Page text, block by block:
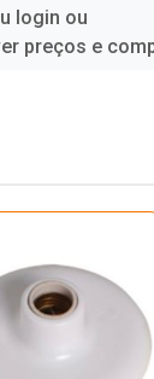
login ou
preços e